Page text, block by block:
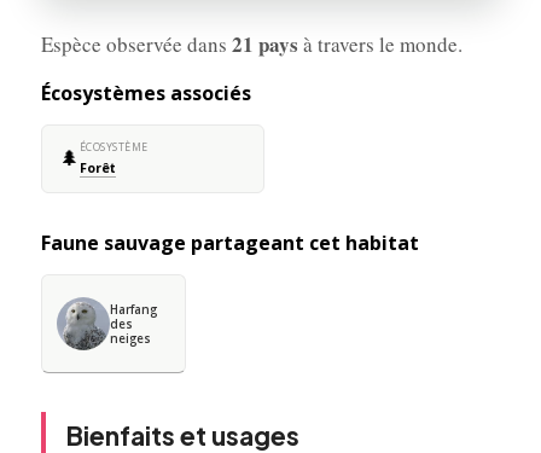
Espèce observée dans 21 pays à travers le monde.
Écosystèmes associés
🌲 ÉCOSYSTÈME
Forêt
Faune sauvage partageant cet habitat
Harfang
des
neiges
Bienfaits et usages